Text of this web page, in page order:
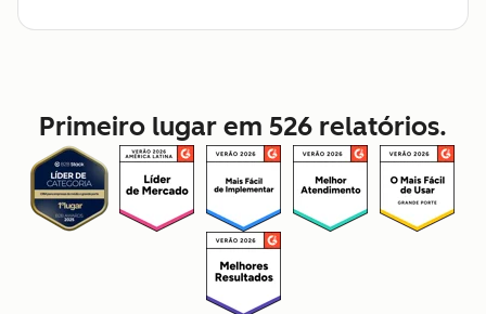
Primeiro lugar em 526 relatórios.